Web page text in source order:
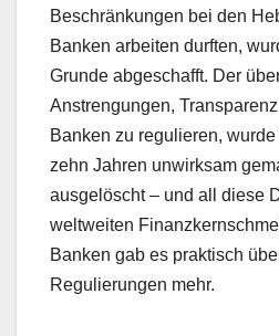
Beschränkungen bei den
Banken arbeiten durften,
Grunde abgeschafft. Der
Anstrengungen,
Banken zu regulieren,
zehn Jahren unwirksam
ausgelöscht – und all diese
weltweiten
Banken gab es praktisch
Regulierungen mehr.